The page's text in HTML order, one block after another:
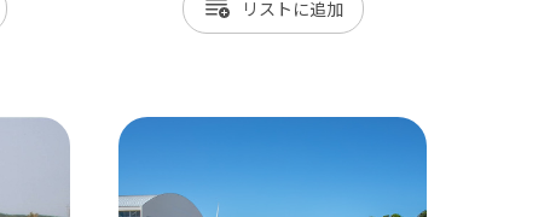
リスト